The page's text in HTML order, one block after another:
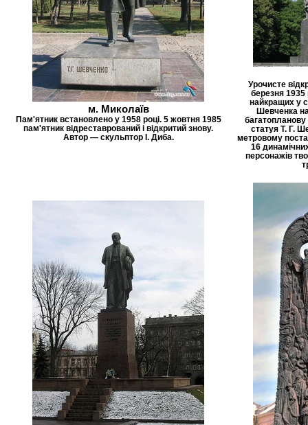
м. Миколаїв
Пам'ятник встановлено у 1958 році. 5 жовтня 1985
пам'ятник відреставрований і відкритий знову.
Автор — скульптор І. Диба.
Урочисте
березня 1935
найкращих у
Шевченка
багатопланову
статуя Т. Г.
метровому
16
персонажів